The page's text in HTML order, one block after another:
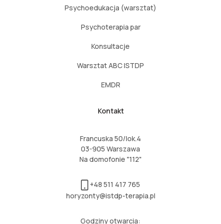
Psychoedukacja (warsztat)
Psychoterapia par
Konsultacje
Warsztat ABC ISTDP
EMDR
Kontakt
Francuska 50/lok.4
03-905 Warszawa
Na domofonie "112"
+48 511 417 765
horyzonty@istdp-terapia.pl
Godziny otwarcia: